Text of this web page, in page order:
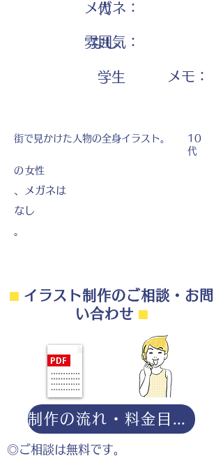
代
メガネ：
なし
雰囲気：
学生 ​メモ：
街で見かけた人物の全身イラスト。
10
代
の 女性
、メガネは
なし
。
⬛︎イラスト制作のご相談・お問
い合わせ ⬛︎
◎ご相談は無料です。